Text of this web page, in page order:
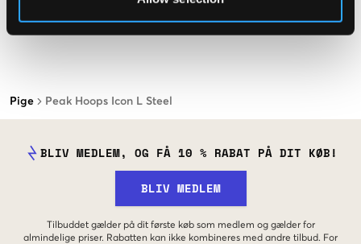
Pige Peak Hoops Icon L Steel
BLIV MEDLEM, OG FÅ 10 % RABAT PÅ DIT KØB!
BLIV MEDLEM
Tilbuddet gælder på dit første køb som medlem og gælder for
almindelige priser. Rabatten kan ikke kombineres med andre tilbud. For